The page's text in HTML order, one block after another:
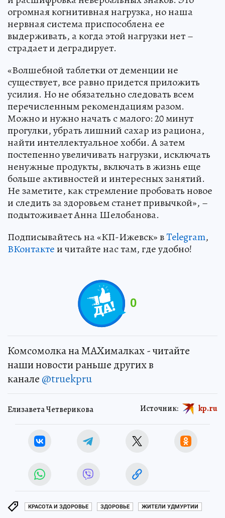
огромная когнитивная нагрузка, но наша
нервная система приспособлена ее
выдерживать, а когда этой нагрузки нет –
страдает и деградирует.
«Волшебной таблетки от деменции не
существует, все равно придется приложить
усилия. Но не обязательно следовать всем
перечисленным рекомендациям разом.
Можно и нужно начать с малого: 20 минут
прогулки, убрать лишний сахар из рациона,
найти интеллектуальное хобби. А затем
постепенно увеличивать нагрузки, исключать
ненужные продукты, включать в жизнь еще
больше активностей и интересных занятий.
Не заметите, как стремление пробовать новое
и следить за здоровьем станет привычкой», –
подытоживает Анна Шелобанова.
Подписывайтесь на «КП-Ижевск» вTelegram,
ВКонтактеи читайте нас там, где удобно!
0
Комсомолка на MAXималках - читайте
наши новости раньше других в
канале @truekpru
Елизавета Четверикова Источник: kp.ru
КРАСОТА И ЗДОРОВЬЕ ЗДОРОВЬЕ ЖИТЕЛИ УДМУРТИИ